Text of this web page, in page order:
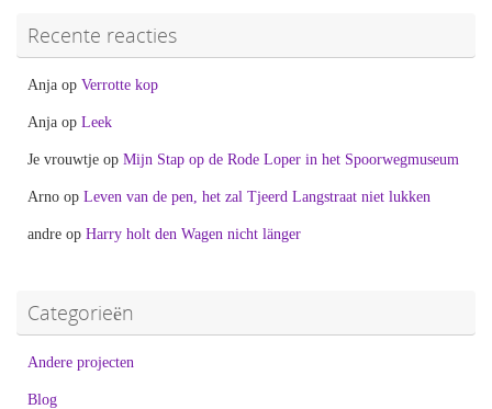
Recente reacties
Anja op Verrotte kop
Anja op Leek
Je vrouwtje op Mijn Stap op de Rode Loper in het Spoorwegmuseum
Arno op Leven van de pen, het zal Tjeerd Langstraat niet lukken
andre op Harry holt den Wagen nicht länger
Categorieën
Andere projecten
Blog